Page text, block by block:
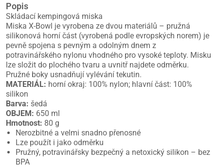
Popis
Skládací kempingová miska
Miska X-Bowl je vyrobena ze dvou materiálů – pružná
silikonová horní část (vyrobená podle evropských norem) je
pevně spojena s pevným a odolným dnem z
potravinářského nylonu vhodného pro vysoké teploty. Misku
lze složit do plochého tvaru a uvnitř najdete odměrku.
Pružné boky usnadňují vylévání tekutin.
MATERIÁL: horní okraj: 100% nylon; hlavní část: 100%
silikon
Barva: šedá
OBJEM: 650 ml
Hmotnost: 80 g
Nerozbitné a velmi snadno přenosné
Lze použít i jako odměrku
Pružný, potravinářsky bezpečný a netoxický silikon – bez
BPA